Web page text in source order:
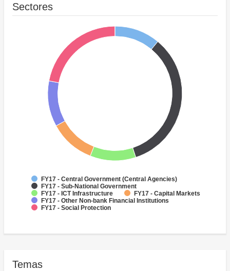
Sectores
FY17 - Central Government (Central Agencies)
FY17 - Sub-National Government
FY17 - ICT Infrastructure
FY17 - Capital Markets
FY17 - Other Non-bank Financial Institutions
FY17 - Social Protection
Temas